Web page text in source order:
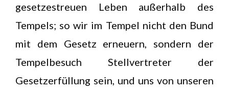
gesetzestreuen Leben außerhalb des
Tempels; so wir im Tempel nicht den Bund
mit dem Gesetz erneuern, sondern der
Tempelbesuch Stellvertreter der
Gesetzerfüllung sein, und uns von unseren